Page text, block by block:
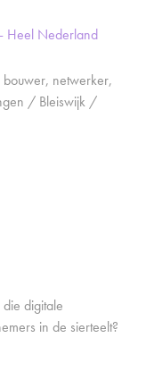
Heel Nederland
netwerker,
/ Bleiswijk /
digitale
in de sierteelt?